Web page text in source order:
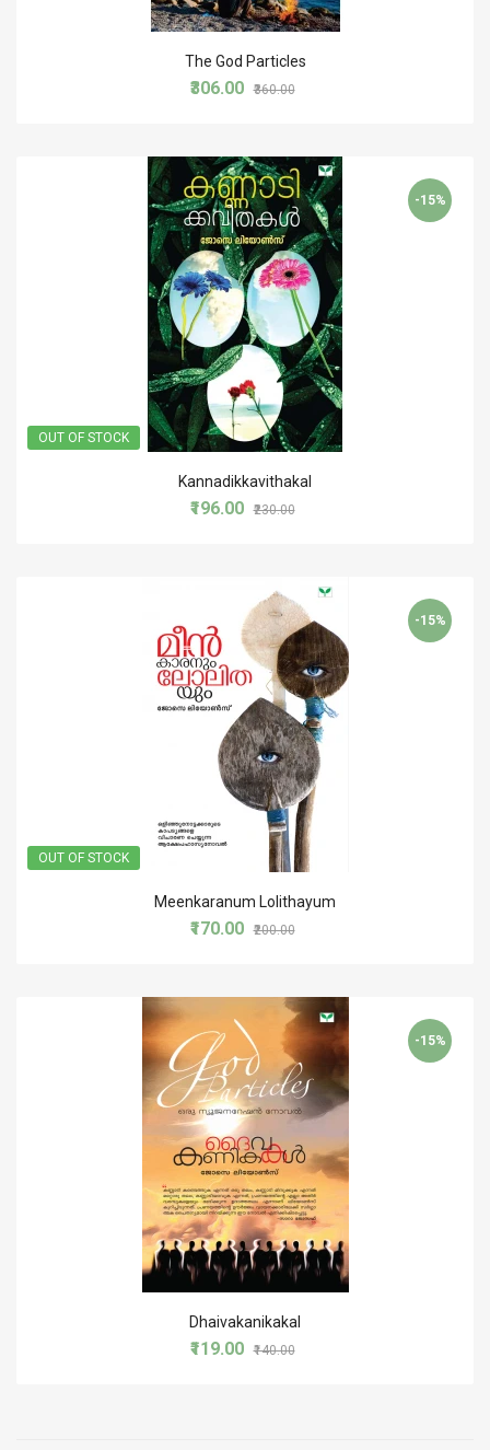
The God Particles
₹306.00 ₹360.00
OUT OF STOCK
-15%
Kannadikkavithakal
₹196.00 ₹230.00
OUT OF STOCK
-15%
Meenkaranum Lolithayum
₹170.00 ₹200.00
-15%
Dhaivakanikakal
₹119.00 ₹140.00